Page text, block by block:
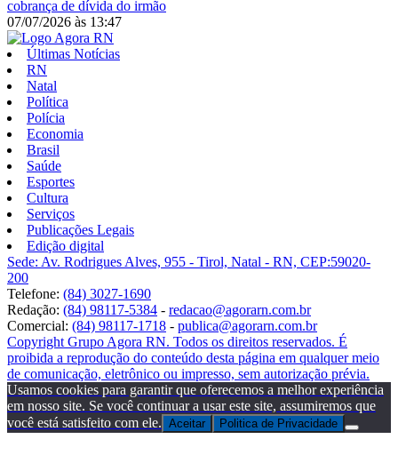
cobrança de dívida do irmão
07/07/2026 às 13:47
Últimas Notícias
RN
Natal
Política
Polícia
Economia
Brasil
Saúde
Esportes
Cultura
Serviços
Publicações Legais
Edição digital
Sede: Av. Rodrigues Alves, 955 - Tirol, Natal - RN, CEP:59020-
200
Telefone: (84) 3027-1690
Redação: (84) 98117-5384 - redacao@agorarn.com.br
Comercial: (84) 98117-1718 - publica@agorarn.com.br
Copyright Grupo Agora RN. Todos os direitos reservados. É
proibida a reprodução do conteúdo desta página em qualquer meio
de comunicação, eletrônico ou impresso, sem autorização prévia.
Usamos cookies para garantir que oferecemos a melhor experiência
em nosso site. Se você continuar a usar este site, assumiremos que
você está satisfeito com ele. Aceitar Politica de Privacidade